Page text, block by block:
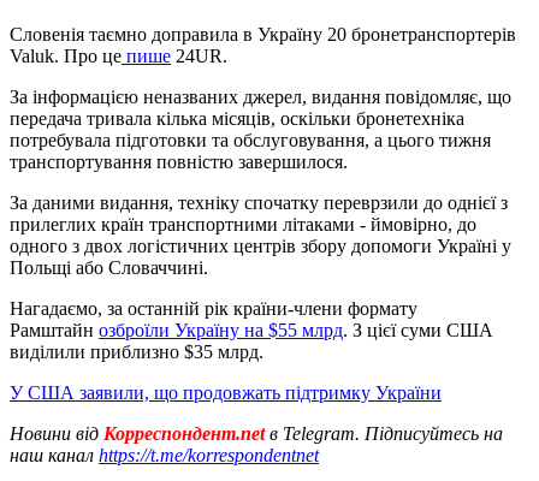
Словенія таємно доправила в Україну 20 бронетранспортерів
Valuk. Про це пише 24UR.
За інформацією неназваних джерел, видання повідомляє, що
передача тривала кілька місяців, оскільки бронетехніка
потребувала підготовки та обслуговування, а цього тижня
транспортування повністю завершилося.
За даними видання, техніку спочатку переврзили до однієї з
прилеглих країн транспортними літаками - ймовірно, до
одного з двох логістичних центрів збору допомоги Україні у
Польщі або Словаччині.
Нагадаємо, за останній рік країни-члени формату
Рамштайн озброїли Україну на $55 млрд. З цієї суми США
виділили приблизно $35 млрд.
У США заявили, що продовжать підтримку України
Новини від Корреспондент.netв Telegram. Підписуйтесь на
наш канал https://t.me/korrespondentnet